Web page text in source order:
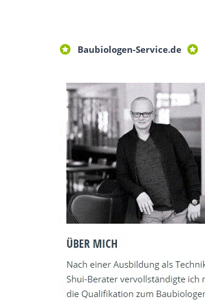
Baubiologen-Service.de